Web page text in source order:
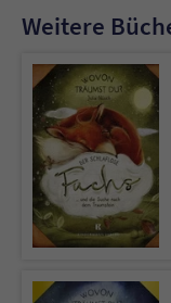
Weitere